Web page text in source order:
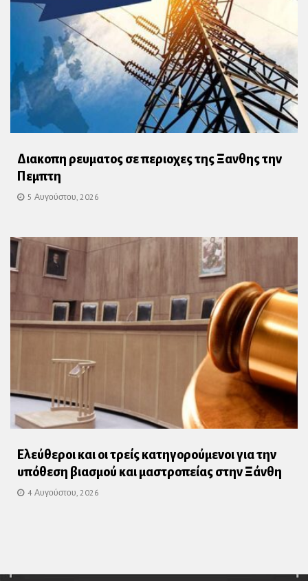
Διακοπη ρευματος σε περιοχες της Ξανθης την
Πεμπτη
5 Αυγούστου, 2026
Ελεύθεροι και οι τρείς κατηγορούμενοι για την
υπόθεση βιασμού και μαστροπείας στην Ξάνθη
4 Αυγούστου, 2026